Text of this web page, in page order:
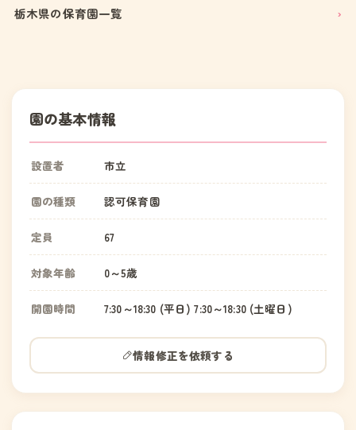
栃木県の保育園一覧
園の基本情報
設置者 市立
園の種類 認可保育園
定員 67
対象年齢 0～5歳
開園時間 7:30～18:30 (平日) 7:30～18:30 (土曜日)
情報修正を依頼する